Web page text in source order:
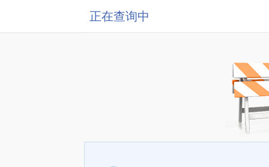
正在查询中